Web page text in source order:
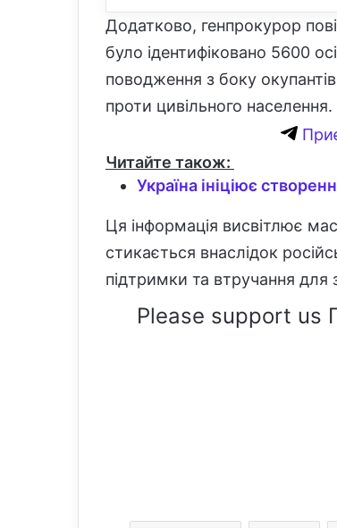
Додатково, генпрокурор
було ідентифіковано 5600
поводження з боку
проти цивільного населення.
Читайте також:
Україна ініціює
Ця інформація висвітлює
стикається внаслідок
підтримки та втручання для
Please support us